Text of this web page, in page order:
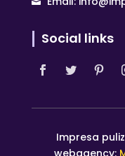
Social links
Impresa